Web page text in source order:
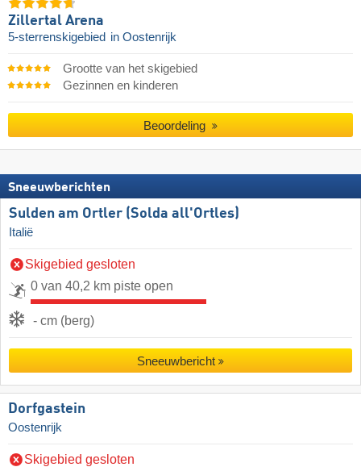
Zillertal Arena
5-sterrenskigebied in Oostenrijk
Grootte van het skigebied
Gezinnen en kinderen
Beoordeling
Sneeuwberichten
Sulden am Ortler (Solda all'Ortles)
Italië
Skigebied gesloten
0 van 40,2 km piste open
- cm (berg)
Sneeuwbericht
Dorfgastein
Oostenrijk
Skigebied gesloten